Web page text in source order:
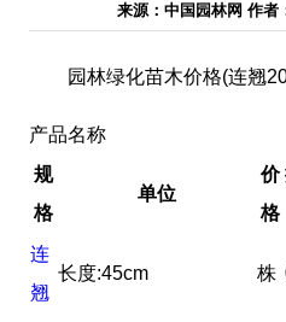
来源：中国园林网 作者
园林绿化苗木价格(连翘
产品名称
规
格
单位
价
格
连
翘
长度:45cm 株